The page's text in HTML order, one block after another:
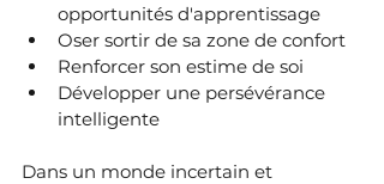
opportunités d'apprentissage
Oser sortir de sa zone de confort
Renforcer son estime de soi
Développer une persévérance
intelligente
Dans un monde incertain et